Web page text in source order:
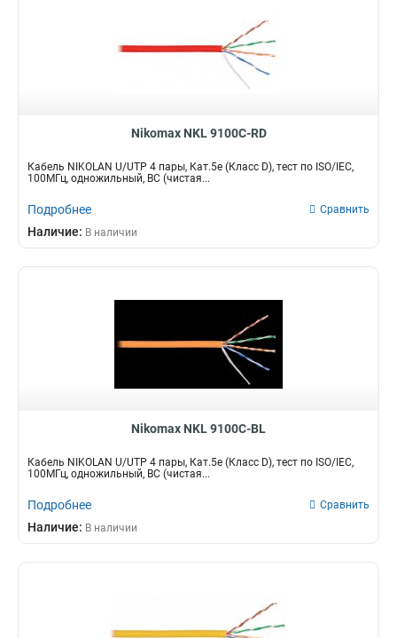
Nikomax NKL 9100C-RD
Кабель NIKOLAN U/UTP 4 пары, Кат.5e (Класс D), тест по ISO/IEC,
100МГц, одножильный, BC (чистая...
Подробнее Сравнить
Наличие: В наличии
Nikomax NKL 9100C-BL
Кабель NIKOLAN U/UTP 4 пары, Кат.5e (Класс D), тест по ISO/IEC,
100МГц, одножильный, BC (чистая...
Подробнее Сравнить
Наличие: В наличии